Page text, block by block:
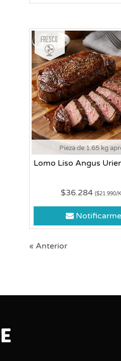
Pieza de 1.65 kg
Lomo Liso Angus
Fresco
$36.284($21.990/
Notificarme
« Anterior